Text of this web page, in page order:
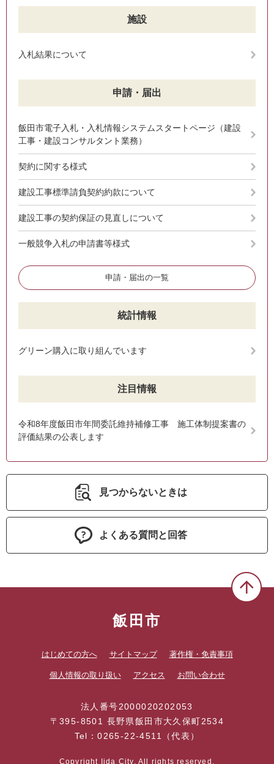
施設
入札結果について
申請・届出
飯田市電子入札・入札情報システムスタートページ（建設
工事・建設コンサルタント業務）
契約に関する様式
建設工事標準請負契約約款について
建設工事の契約保証の見直しについて
一般競争入札の申請書等様式
申請・届出の一覧
統計情報
グリーン購入に取り組んでいます
注目情報
令和8年度飯田市年間委託維持補修工事 施工体制提案書の
評価結果の公表します
見つからないときは
よくある質問と回答
飯田市
はじめての方へ サイトマップ 著作権・免責事項
個人情報の取り扱い アクセス お問い合わせ
法人番号2000020202053
〒395-8501 長野県飯田市大久保町2534
Tel：0265-22-4511（代表）
Copyright Iida City. All rights reserved.